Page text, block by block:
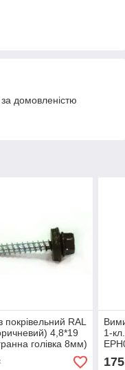
домовленістю
покрівельний RAL
4,8*19
голівка 8мм)
1-
175